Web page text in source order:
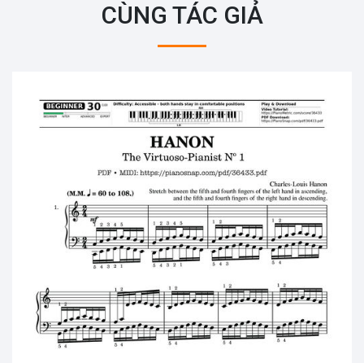
CÙNG TÁC GIẢ